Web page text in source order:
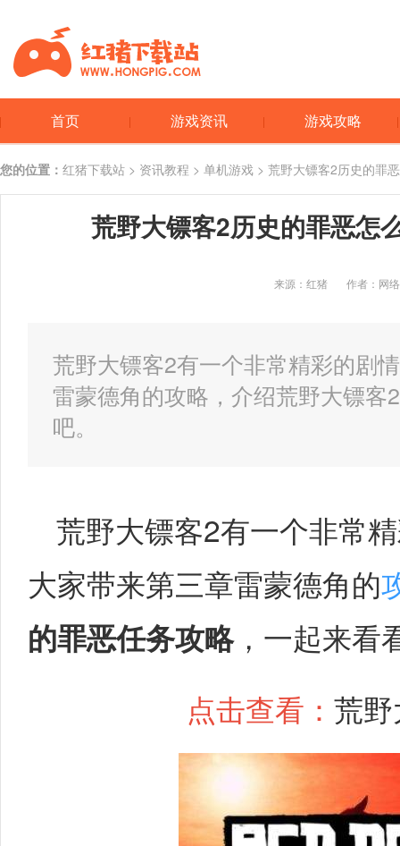
首页 游戏资讯 游戏攻略
您的位置： 红猪下载站 > 资讯教程 > 单机游戏 > 荒野大镖客2历史的罪
荒野大镖客2历史的罪恶怎
来源：红猪 作者：网络
荒野大镖客2有一个非常精彩的剧
雷蒙德角的攻略，介绍荒野大镖
吧。
荒野大镖客2有一个非常
大家带来第三章雷蒙德角的
的罪恶任务攻略，一起来看
点击查看： 荒